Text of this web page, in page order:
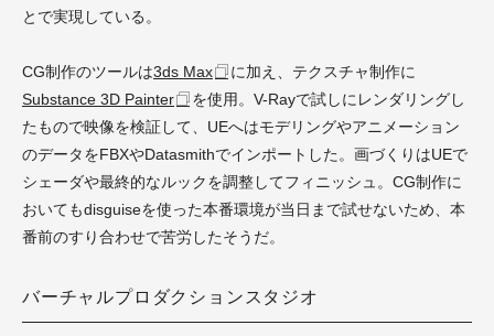
とで実現している。
CG制作のツールは3ds Max
に加え、テクスチャ制作に
Substance 3D Painter
を使用。V-Rayで試しにレンダリングし
たもので映像を検証して、UEへはモデリングやアニメーション
のデータをFBXやDatasmithでインポートした。画づくりはUEで
シェーダや最終的なルックを調整してフィニッシュ。CG制作に
おいてもdisguiseを使った本番環境が当日まで試せないため、本
番前のすり合わせで苦労したそうだ。
バーチャルプロダクションスタジオ